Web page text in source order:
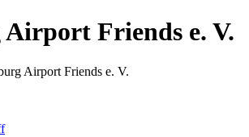
Friends e. V.
Airport Friends e. V.